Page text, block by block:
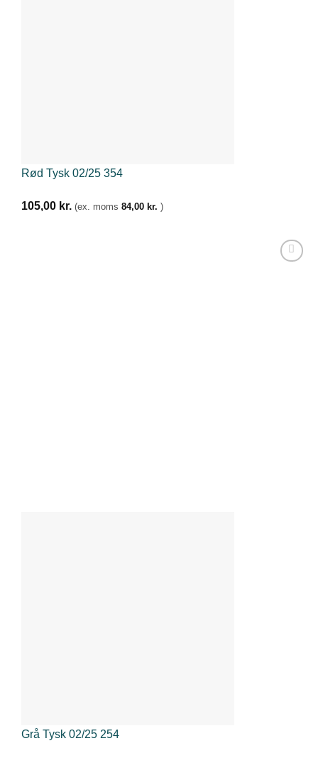
Rød Tysk 02/25 354
105,00 kr. (ex. moms 84,00 kr. )
Grå Tysk 02/25 254